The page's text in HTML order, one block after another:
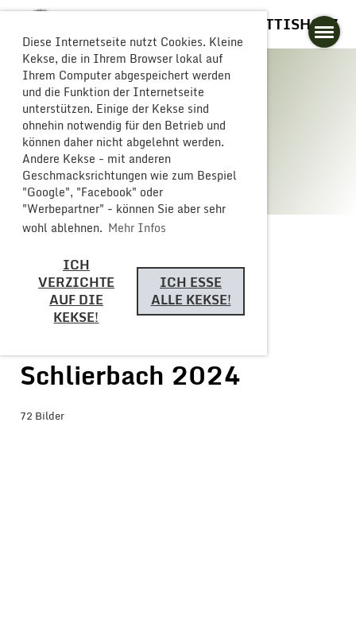
Diese Internetseite nutzt Cookies. Kleine
Kekse, die in Ihrem Browser lokal auf
Ihrem Computer abgespeichert werden
und die Funktion der Internetseite
unterstützen. Einige der Kekse sind
ohnehin notwendig für den Betrieb und
können daher nicht abgelehnt werden.
Andere Kekse - mit anderen
Geschmacksrichtungen wie zum Bespiel
"Google", "Facebook" oder
"Werbepartner" - können Sie aber sehr
wohl ablehnen. Mehr Infos
ICH
VERZICHTE
AUF DIE
KEKSE!
ICH ESSE
ALLE KEKSE!
GLOGGERESCHRÄNZER BUTTISHOLZ
Galerie
Zurück
Schlierbach 2024
72 Bilder